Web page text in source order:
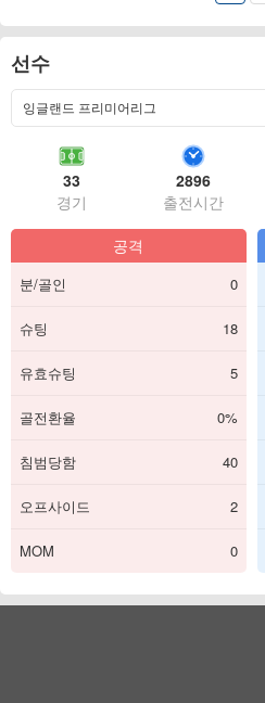
선수
잉글랜드 프리미어리그
33
경기
2896
출전시간
공격
분/골인 0
슈팅 18
유효슈팅 5
골전환율 0%
침범당함 40
오프사이드 2
MOM 0